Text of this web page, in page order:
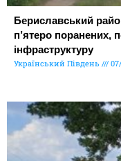
Бериславський
п’ятеро поранених,
інфраструктуру
Український Південь